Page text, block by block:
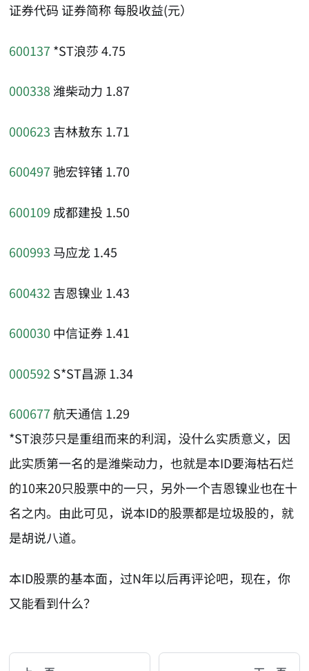
证券代码 证券简称 每股收益(元）
600137*ST浪莎 4.75
000338潍柴动力 1.87
000623 吉林敖东 1.71
600497驰宏锌锗 1.70
600109 成都建投 1.50
600993 马应龙 1.45
600432 吉恩镍业 1.43
600030 中信证券 1.41
000592 S*ST昌源 1.34
600677航天通信 1.29
*ST浪莎只是重组而来的利润，没什么实质意义，因
此实质第一名的是潍柴动力，也就是本ID要海枯石烂
的10来20只股票中的一只，另外一个吉恩镍业也在十
名之内。由此可见，说本ID的股票都是垃圾股的，就
是胡说八道。
本ID股票的基本面，过N年以后再评论吧，现在，你
又能看到什么？
You are reading a page from chzhshch.blog, a